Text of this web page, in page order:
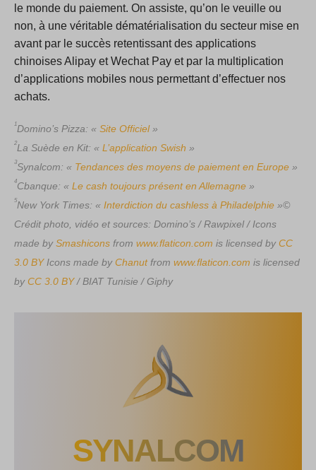
le monde du paiement. On assiste, qu’on le veuille ou
non, à une véritable dématérialisation du secteur mise en
avant par le succès retentissant des applications
chinoises Alipay et Wechat Pay et par la multiplication
d’applications mobiles nous permettant d’effectuer nos
achats.
1 Domino’s Pizza: « Site Officiel»
2La Suède en Kit: « L’application Swish »
3Synalcom: « Tendances des moyens de paiement en Europe »
4Cbanque: « Le cash toujours présent en Allemagne »
5New York Times: « Interdiction du cashless à Philadelphie »©
Crédit photo, vidéo et sources: Domino’s / Rawpixel / Icons
made bySmashicons from www.flaticon.com is licensed byCC
3.0 BYIcons made byChanutfrom www.flaticon.com is licensed
byCC 3.0 BY/ BIAT Tunisie / Giphy
SYNALCOM